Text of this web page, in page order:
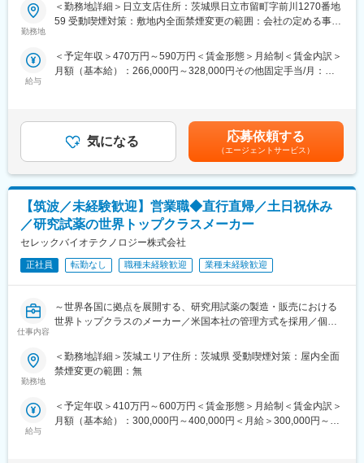
■業務詳細：
なります。
具体的な業務は下記になります。
・教育業務(社内従業員への研修をサポート役として指導)
取り扱う製品は医薬品、検査試薬、医療用麻薬、毒劇物の他に一
部医療機器なども取り扱いがあります。医療機関や薬局からの問
い合わせは１日数件程度になります。
■研修体制：
入社後はＯＪＴ研修を通して着実に業務を習得して頂きます。一
人立ち後も定期的な研修があり、充実したサポート体制が組まれ
ています。
剤師、本社関連部署など幅広いキャリアパスを築くことができま
す。
■求人の魅力：
残業ほぼ無し・土日祝休みに加えて年間休日125日とプライベー
ております。
勤務地
＜勤務地詳細＞日立支店住所：茨城県日立市留町字前川1270番地
59 受動喫煙対策：敷地内全面禁煙変更の範囲：会社の定める事業
給与
＜予定年収＞470万円～590万円＜賃金形態＞月給制＜賃金内訳＞
月額（基本給）：266,000円～328,000円その他固定手当/月：
あり、選考を通じて上下する可能性があります。月給(月額)は固定
手当を含めた表記です。
気になる 応募依頼する
（エージェントサービス）
【筑波／未経験歓迎】営業職◆直行直帰／土日祝休み
／研究試薬の世界トップクラスメーカー
セレックバイオテクノロジー株式会社
正社員 転勤なし 職種未経験歓迎 業種未経験歓迎
仕事内容
～世界各国に拠点を展開する、研究用試薬の製造・販売における
世界トップクラスのメーカー／米国本社の管理方式を採用／個々
環境～
営業です。既存顧客の維持に加え、代理店との関係構築や新規開
拓もお任せします。
勤務地
＜勤務地詳細＞茨城エリア住所：茨城県 受動喫煙対策：屋内全面
禁煙変更の範囲：無
給与
＜予定年収＞410万円～600万円＜賃金形態＞月給制＜賃金内訳＞
月額（基本給）：300,000円～400,000円＜月給＞300,000円～